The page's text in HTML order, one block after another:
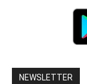
NEWSLETTER